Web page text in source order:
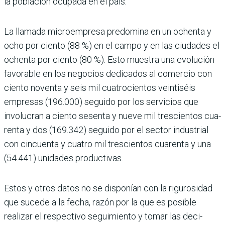
La llamada microempresa predo­mina en un ochenta y
ocho por ciento (88 %) en el campo y en las ciudades el
ochenta por ciento (80 %). Esto mues­tra una evolución
favorable en los nego­cios dedicados al comercio con
ciento noventa y seis mil cuatrocientos vein­tiséis
empresas (196.000) seguido por los servicios que
involucran a ciento sesenta y nueve mil trescientos cua­
renta y dos (169.342) seguido por el sec­tor industrial
con cincuenta y cuatro mil trescientos cuarenta y una
(54.441) unidades productivas.
Estos y otros datos no se disponían con la rigurosidad
que sucede a la fecha, razón por la que es posible
realizar el respectivo seguimiento y tomar las deci­